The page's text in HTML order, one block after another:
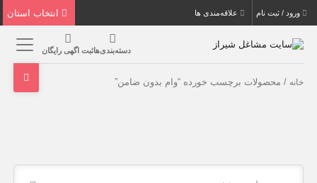
ورود / ثبت نام علاقه‌مندی ها
دسته‌بندی‌هاثبت اگهی رایگان
خانه / محصولات برچسب خورده “وام بدون ضامن”